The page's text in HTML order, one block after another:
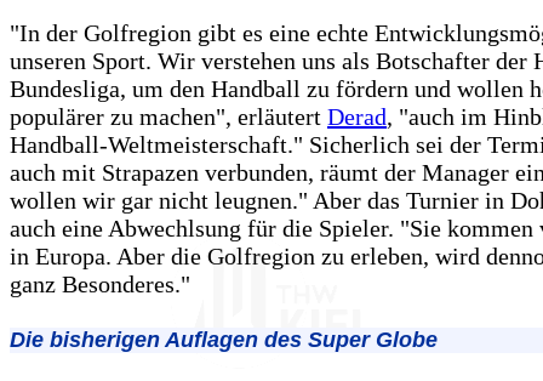
"In der Golfregion gibt es eine echte
unseren Sport. Wir verstehen uns als Botschafter der
Bundesliga, um den Handball zu fördern und wollen
populärer zu machen", erläutert Derad, "auch im
Handball-Weltmeisterschaft." Sicherlich sei der
auch mit Strapazen verbunden, räumt der Manager
wollen wir gar nicht leugnen." Aber das Turnier in
auch eine Abwechlsung für die Spieler. "Sie
in Europa. Aber die Golfregion zu erleben, wird
ganz Besonderes."
Die bisherigen Auflagen des Super Globe